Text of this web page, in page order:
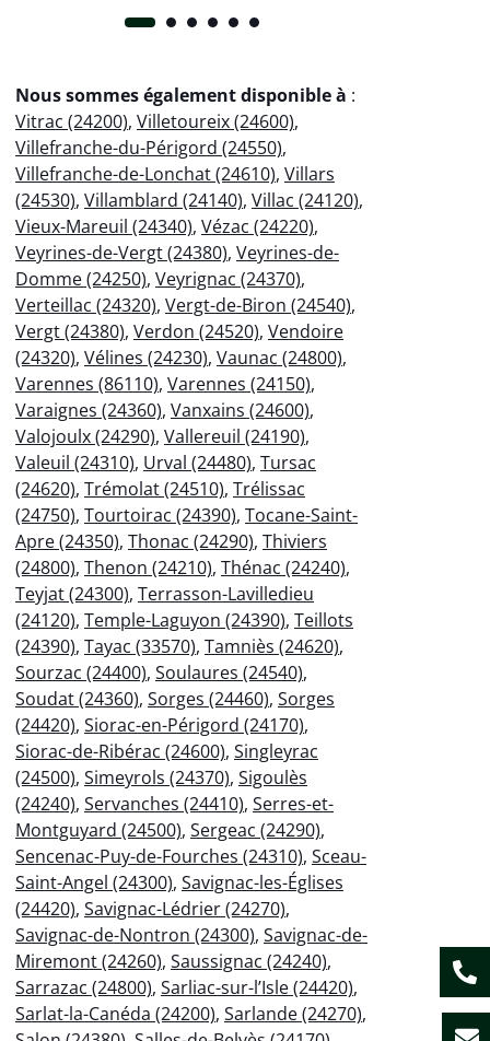
Nous sommes également disponible à :
Vitrac (24200), Villetoureix (24600),
Villefranche-du-Périgord (24550),
Villefranche-de-Lonchat (24610), Villars
(24530), Villamblard (24140), Villac (24120),
Vieux-Mareuil (24340), Vézac (24220),
Veyrines-de-Vergt (24380), Veyrines-de-
Domme (24250), Veyrignac (24370),
Verteillac (24320), Vergt-de-Biron (24540),
Vergt (24380), Verdon (24520), Vendoire
(24320), Vélines (24230), Vaunac (24800),
Varennes (86110), Varennes (24150),
Varaignes (24360), Vanxains (24600),
Valojoulx (24290), Vallereuil (24190),
Valeuil (24310), Urval (24480), Tursac
(24620), Trémolat (24510), Trélissac
(24750), Tourtoirac (24390), Tocane-Saint-
Apre (24350), Thonac (24290), Thiviers
(24800), Thenon (24210), Thénac (24240),
Teyjat (24300), Terrasson-Lavilledieu
(24120), Temple-Laguyon (24390), Teillots
(24390), Tayac (33570), Tamniès (24620),
Sourzac (24400), Soulaures (24540),
Soudat (24360), Sorges (24460), Sorges
(24420), Siorac-en-Périgord (24170),
Siorac-de-Ribérac (24600), Singleyrac
(24500), Simeyrols (24370), Sigoulès
(24240), Servanches (24410), Serres-et-
Montguyard (24500), Sergeac (24290),
Sencenac-Puy-de-Fourches (24310), Sceau-
Saint-Angel (24300), Savignac-les-Églises
(24420), Savignac-Lédrier (24270),
Savignac-de-Nontron (24300), Savignac-de-
Miremont (24260), Saussignac (24240),
Sarrazac (24800), Sarliac-sur-l’Isle (24420),
Sarlat-la-Canéda (24200), Sarlande (24270),